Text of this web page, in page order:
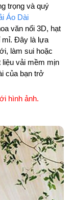
trọng và quý
Áo Dài
văn nổi 3D, hạt
mỉ. Đây là lựa
làm sui hoặc
vải mềm mịn
của bạn trở
hình ảnh.